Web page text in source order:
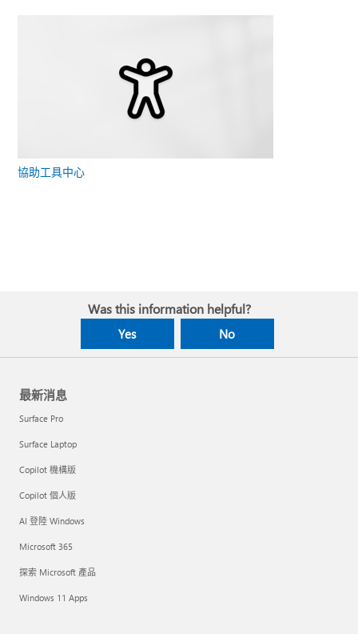
協助工具中心
Was this information helpful?
Yes No
最新消息
Surface Pro
Surface Laptop
Copilot 機構版
Copilot 個人版
AI 登陸 Windows
Microsoft 365
探索 Microsoft 產品
Windows 11 Apps